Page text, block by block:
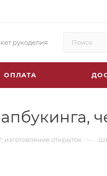
рукоделия
ОПЛАТА
изготовление открыток —